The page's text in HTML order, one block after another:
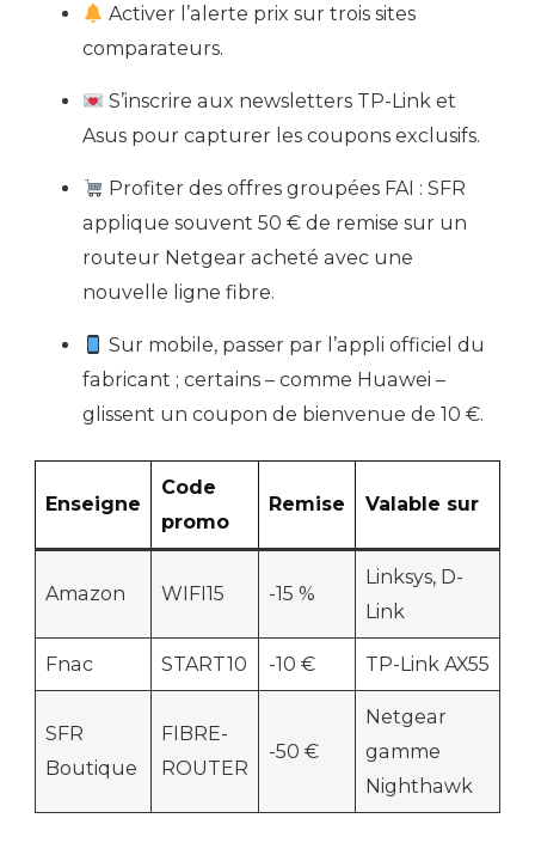
Activer l’alerte prix sur trois sites
comparateurs.
S’inscrire aux newsletters TP-Link et
Asus pour capturer les coupons exclusifs.
Profiter des offres groupées FAI : SFR
applique souvent 50 € de remise sur un
routeur Netgear acheté avec une
nouvelle ligne fibre.
Sur mobile, passer par l’appli officiel du
fabricant ; certains – comme Huawei –
glissent un coupon de bienvenue de 10 €.
Enseigne
Code
promo
Remise Valable sur
Amazon WIFI15 -15 %
Linksys, D-
Link
Fnac START10 -10 € TP-Link AX55
SFR
Boutique
FIBRE-
ROUTER
-50 €
Netgear
gamme
Nighthawk